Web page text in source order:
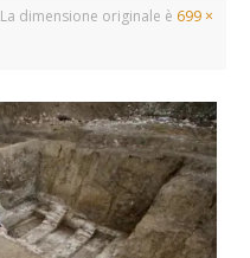
La dimensione originale è 699 ×